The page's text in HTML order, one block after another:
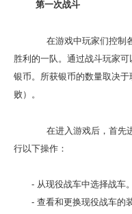
第一次战斗
在游戏中玩家们控制
胜利的一队。通过战斗玩家
银币。所获银币的数量取决
败）。
在进入游戏后，首先
行以下操作：
- 从现役战车中选择战车。
- 查看和更换现役战车的装